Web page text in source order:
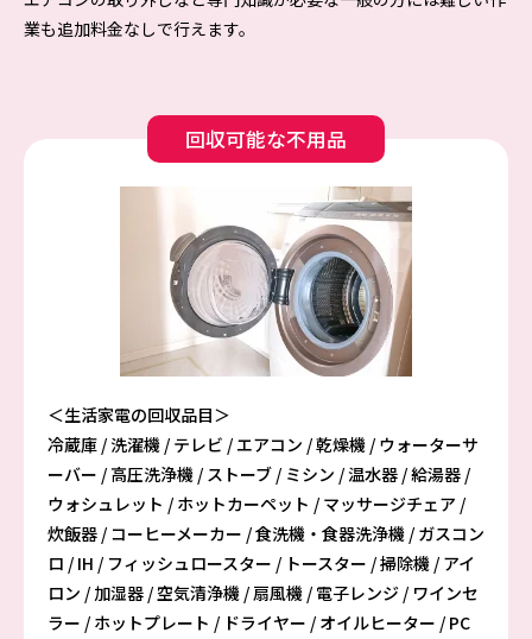
業も追加料金なしで行えます。
回収可能な不用品
＜生活家電の回収品目＞
冷蔵庫 / 洗濯機 / テレビ / エアコン / 乾燥機 / ウォーターサ
ーバー / 高圧洗浄機 / ストーブ / ミシン / 温水器 / 給湯器 /
ウォシュレット / ホットカーペット / マッサージチェア /
炊飯器 / コーヒーメーカー / 食洗機・食器洗浄機 / ガスコン
ロ / IH / フィッシュロースター / トースター / 掃除機 / アイ
ロン / 加湿器 / 空気清浄機 / 扇風機 / 電子レンジ / ワインセ
ラー / ホットプレート / ドライヤー / オイルヒーター / PC